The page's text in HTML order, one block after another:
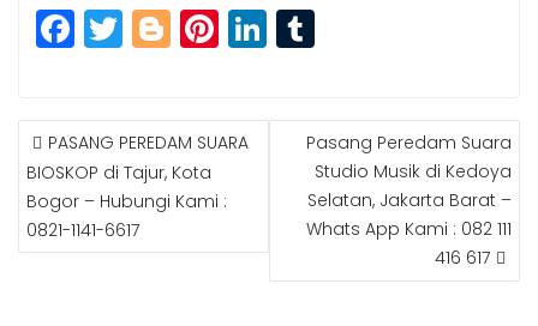
F
a
c
e
b
o
o
T
w
itt
e
r
Bl
o
g
g
e
r
Pi
n
t
e
e
st
Li
n
k m
bl
r
O
S
T
N
PASANG PEREDAM SUARA
BIOSKOP di Tajur, Kota
Bogor – Hubungi Kami :
0821-1141-6617
Pasang Peredam Suara
Studio Musik di Kedoya
Selatan, Jakarta Barat –
Whats App Kami : 082 111
416 617